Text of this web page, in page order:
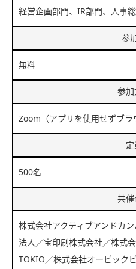
経営企画部門、IR部門、人事
参
無料
参加
Zoom（アプリを使用せずブラ
定
500名
共催
株式会社アクティブアンドカ
法人／宝印刷株式会社／株式
TOKIO／株式会社オービック